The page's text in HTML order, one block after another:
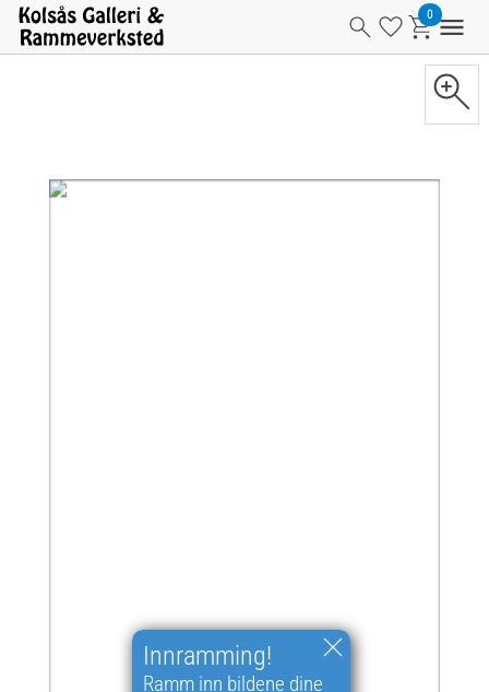
Innramming!
Ramm inn bildene dine